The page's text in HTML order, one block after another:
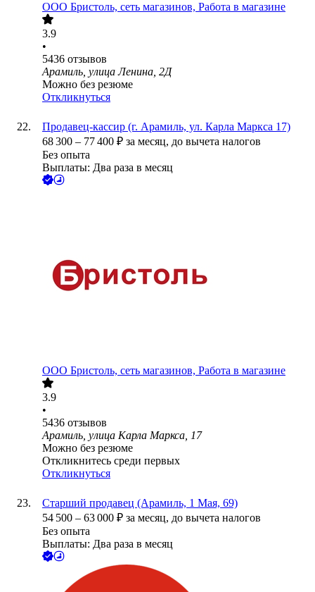
ООО Бристоль, сеть магазинов, Работа в магазине
3.9
•
5436 отзывов
Арамиль, улица Ленина, 2Д
Можно без резюме
Откликнуться
Продавец-кассир (г. Арамиль, ул. Карла Маркса 17)
68 300 – 77 400 ₽ за месяц, до вычета налогов
Без опыта
Выплаты: Два раза в месяц
ООО Бристоль, сеть магазинов, Работа в магазине
3.9
•
5436 отзывов
Арамиль, улица Карла Маркса, 17
Можно без резюме
Откликнитесь среди первых
Откликнуться
Старший продавец (Арамиль, 1 Мая, 69)
54 500 – 63 000 ₽ за месяц, до вычета налогов
Без опыта
Выплаты: Два раза в месяц